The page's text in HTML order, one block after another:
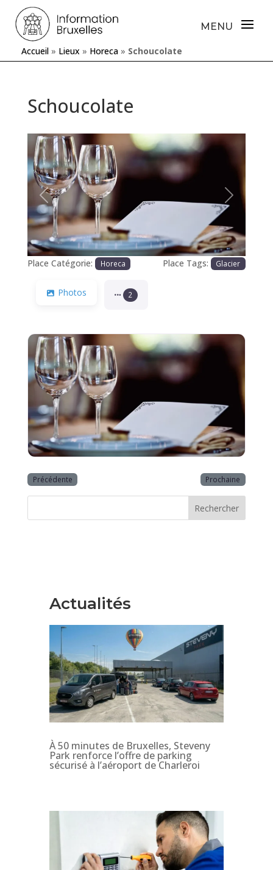
Accueil » Lieux » Horeca » Schoucolate
Schoucolate
Précédente Prochaine
Place Catégorie: Horeca Place Tags: Glacier
Photos 2
Précédente Prochaine
Rechercher
Actualités
À 50 minutes de Bruxelles, Steveny
Park renforce l’offre de parking
sécurisé à l’aéroport de Charleroi